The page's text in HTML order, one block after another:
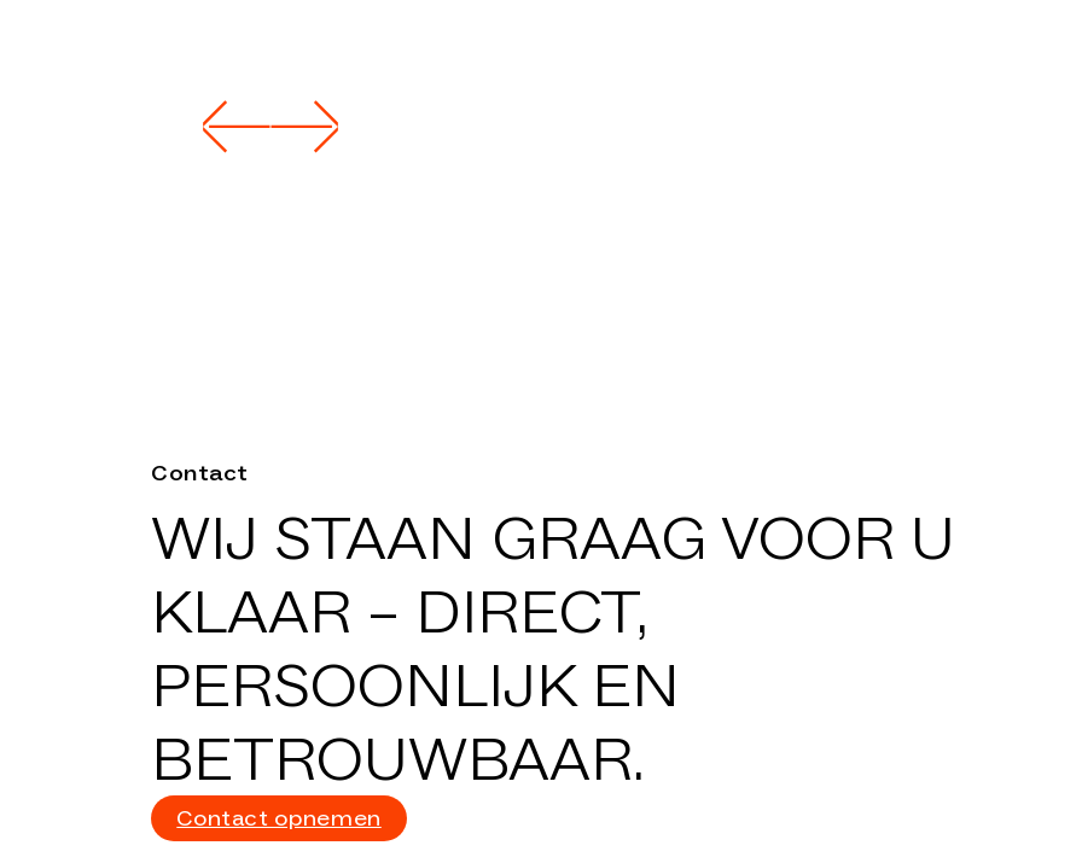
Contact
WIJ STAAN GRAAG VOOR U
KLAAR – DIRECT,
PERSOONLIJK EN
BETROUWBAAR.
Contact opnemen